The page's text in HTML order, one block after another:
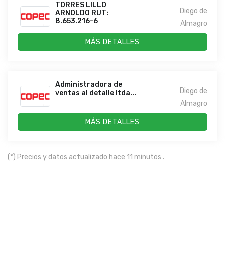
TORRES LILLO
ARNOLDO RUT:
8.653.216-6
Diego de
Almagro
MÁS DETALLES
Administradora de
ventas al detalle ltda...
Diego de
Almagro
MÁS DETALLES
(*) Precios y datos actualizado hace 11 minutos .